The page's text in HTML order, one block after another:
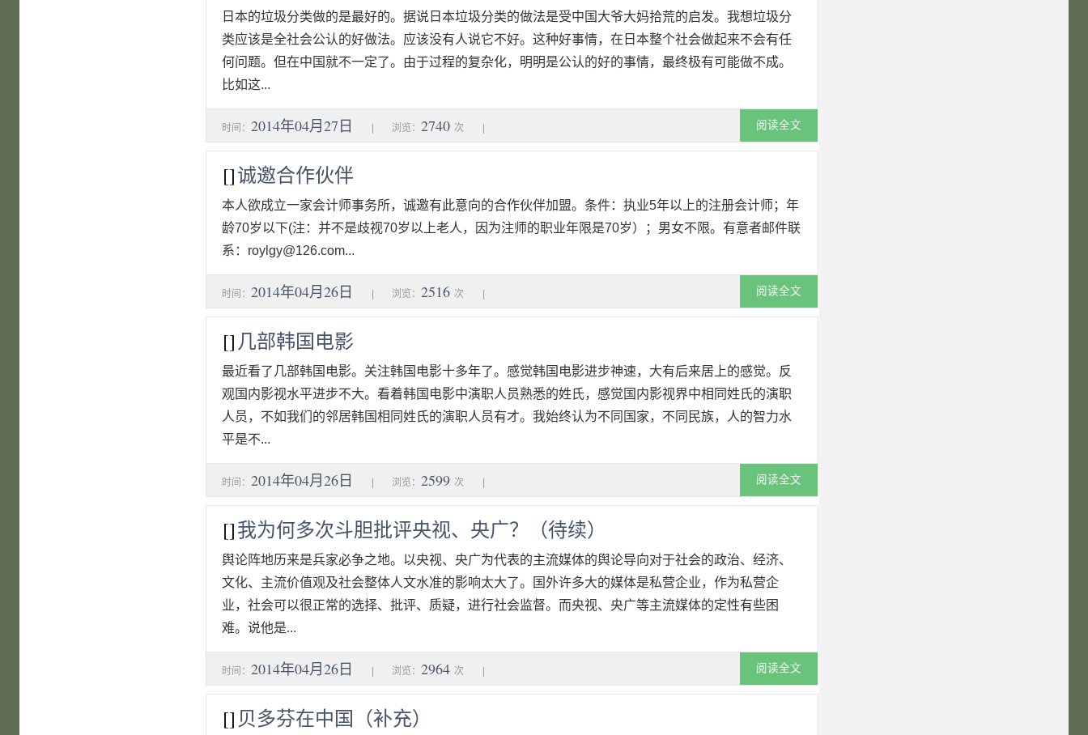
日本的垃圾分类做的是最好的。据说日本垃圾分类的做法是受中国大爷大妈拾荒的启发。我想垃圾分
类应该是全社会公认的好做法。应该没有人说它不好。这种好事情，在日本整个社会做起来不会有任
何问题。但在中国就不一定了。由于过程的复杂化，明明是公认的好的事情，最终极有可能做不成。
比如这...
时间：2014年04月27日 | 浏览：2740 次 | 阅读全文
[]诚邀合作伙伴
本人欲成立一家会计师事务所，诚邀有此意向的合作伙伴加盟。条件：执业5年以上的注册会计师；年
龄70岁以下(注：并不是歧视70岁以上老人，因为注师的职业年限是70岁）；男女不限。有意者邮件联
系：roylgy@126.com...
时间：2014年04月26日 | 浏览：2516 次 | 阅读全文
[]几部韩国电影
最近看了几部韩国电影。关注韩国电影十多年了。感觉韩国电影进步神速，大有后来居上的感觉。反
观国内影视水平进步不大。看着韩国电影中演职人员熟悉的姓氏，感觉国内影视界中相同姓氏的演职
人员，不如我们的邻居韩国相同姓氏的演职人员有才。我始终认为不同国家，不同民族，人的智力水
平是不...
时间：2014年04月26日 | 浏览：2599 次 | 阅读全文
[]我为何多次斗胆批评央视、央广？（待续）
舆论阵地历来是兵家必争之地。以央视、央广为代表的主流媒体的舆论导向对于社会的政治、经济、
文化、主流价值观及社会整体人文水准的影响太大了。国外许多大的媒体是私营企业，作为私营企
业，社会可以很正常的选择、批评、质疑，进行社会监督。而央视、央广等主流媒体的定性有些困
难。说他是...
时间：2014年04月26日 | 浏览：2964 次 | 阅读全文
[] 贝多芬在中国（补充）